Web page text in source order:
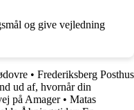
og give vejledning
• Frederiksberg Posthus
ud af, hvornår din
på Amager• Matas